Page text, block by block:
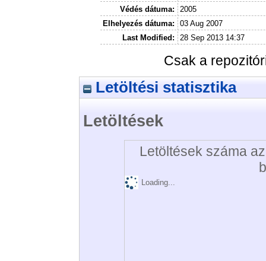
Védés dátuma:
2005
Elhelyezés dátuma:
03 Aug 2007
Last Modified:
28 Sep 2013 14:37
Csak a
Letöltési statisztika
Letöltések
Letöltések száma
Loading...